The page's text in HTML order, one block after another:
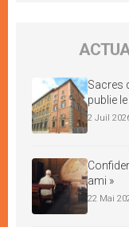
Sacres
publie
2 Juil
ami »
22 Mai